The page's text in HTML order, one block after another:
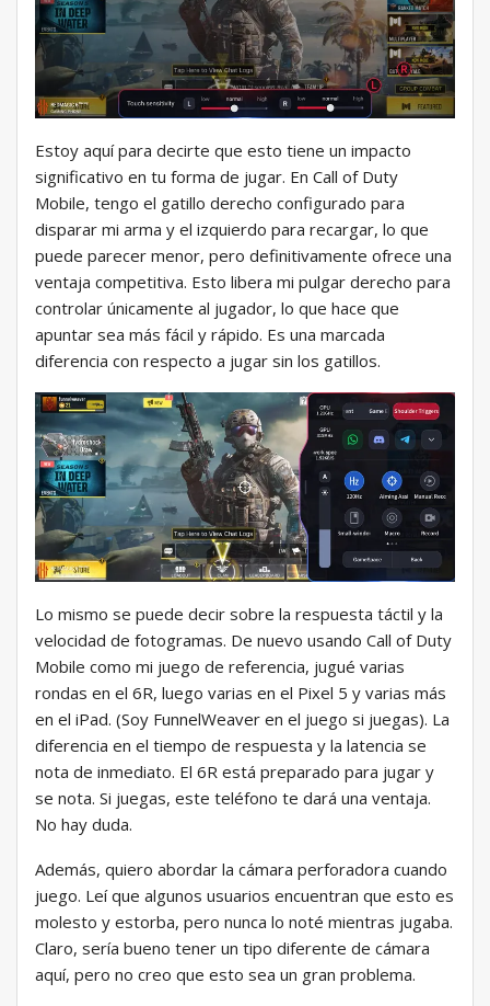
Estoy aquí para decirte que esto tiene un impacto
significativo en tu forma de jugar. En Call of Duty
Mobile, tengo el gatillo derecho configurado para
disparar mi arma y el izquierdo para recargar, lo que
puede parecer menor, pero definitivamente ofrece una
ventaja competitiva. Esto libera mi pulgar derecho para
controlar únicamente al jugador, lo que hace que
apuntar sea más fácil y rápido. Es una marcada
diferencia con respecto a jugar sin los gatillos.
Lo mismo se puede decir sobre la respuesta táctil y la
velocidad de fotogramas. De nuevo usando Call of Duty
Mobile como mi juego de referencia, jugué varias
rondas en el 6R, luego varias en el Pixel 5 y varias más
en el iPad. (Soy FunnelWeaver en el juego si juegas). La
diferencia en el tiempo de respuesta y la latencia se
nota de inmediato. El 6R está preparado para jugar y
se nota. Si juegas, este teléfono te dará una ventaja.
No hay duda.
Además, quiero abordar la cámara perforadora cuando
juego. Leí que algunos usuarios encuentran que esto es
molesto y estorba, pero nunca lo noté mientras jugaba.
Claro, sería bueno tener un tipo diferente de cámara
aquí, pero no creo que esto sea un gran problema.